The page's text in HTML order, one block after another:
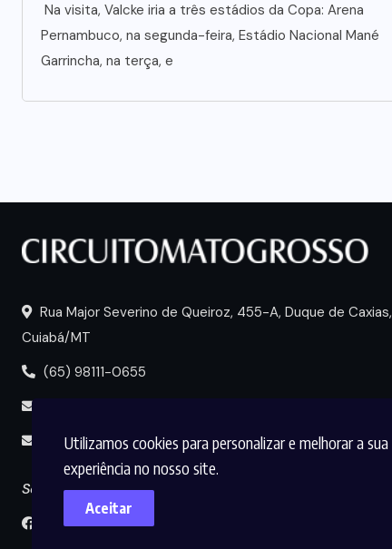
Utilizamos cookies para personalizar e melhorar a sua
experiência no nosso site.
Aceitar
Na visita, Valcke iria a três estádios da Copa: Arena
Pernambuco, na segunda-feira, Estádio Nacional Mané
Garrincha, na terça, e
Rua Major Severino de Queiroz, 455-A, Duque de Caxias,
Cuiabá/MT
(65) 98111-0655
midia@circuitomt.com.br
Seguir